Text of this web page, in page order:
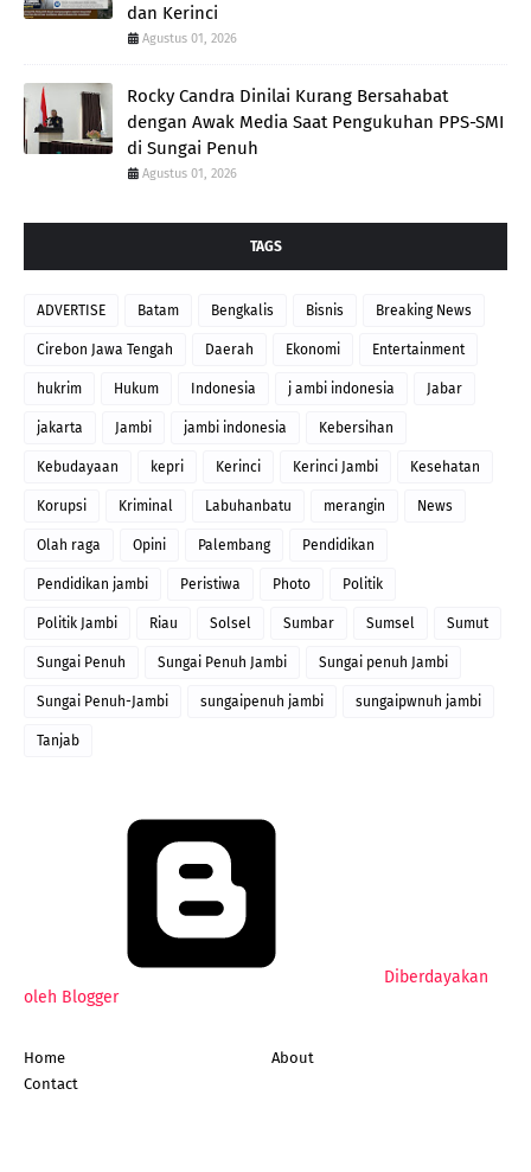
dan Kerinci
Agustus 01, 2026
Rocky Candra Dinilai Kurang Bersahabat
dengan Awak Media Saat Pengukuhan PPS-SMI
di Sungai Penuh
Agustus 01, 2026
TAGS
ADVERTISE Batam Bengkalis Bisnis Breaking News
Cirebon Jawa Tengah Daerah Ekonomi Entertainment
hukrim Hukum Indonesia j ambi indonesia Jabar
jakarta Jambi jambi indonesia Kebersihan
Kebudayaan kepri Kerinci Kerinci Jambi Kesehatan
Korupsi Kriminal Labuhanbatu merangin News
Olah raga Opini Palembang Pendidikan
Pendidikan jambi Peristiwa Photo Politik
Politik Jambi Riau Solsel Sumbar Sumsel Sumut
Sungai Penuh Sungai Penuh Jambi Sungai penuh Jambi
Sungai Penuh-Jambi sungaipenuh jambi sungaipwnuh jambi
Tanjab
Diberdayakan
oleh Blogger
Home
About
Contact